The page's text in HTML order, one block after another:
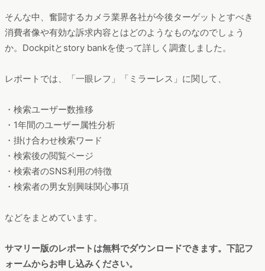
そんな中、奮闘するカメラ業界各社が今後ターゲットとすべき
消費者像や有効な訴求内容とはどのようなものなのでしょう
か。Dockpitとstory bankを使って詳しく調査しました。
レポートでは、「一眼レフ」「ミラーレス」に関して、
・検索ユーザー数推移
・1年間のユーザー属性分析
・掛け合わせ検索ワード
・検索後の閲覧ページ
・検索者のSNS利用の特徴
・検索者の男女別興味関心事項
などをまとめています。
サマリー版のレポートは無料でダウンロードできます。下記フ
ォームからお申し込みください。